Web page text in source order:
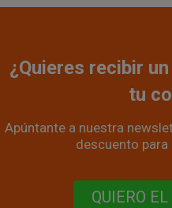
¿Quieres recibir
tu
Apúntante a nuestra
descuento
QUIERO